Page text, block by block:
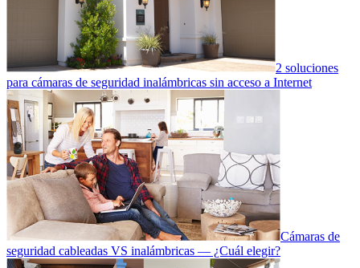
2 soluciones
para cámaras de seguridad inalámbricas sin acceso a Internet
Cámaras de
seguridad cableadas VS inalámbricas — ¿Cuál elegir?